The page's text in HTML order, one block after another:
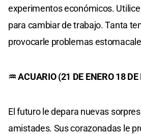
experimentos económicos.
para cambiar de trabajo. Tanta
provocarle problemas
♒ ACUARIO (21 DE ENERO 18 DE
El futuro le depara nuevas
amistades. Sus corazonadas le